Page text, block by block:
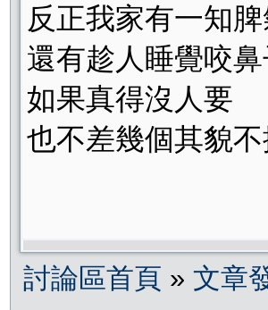
反正我家有一知
還有趁人睡覺咬
如果真得沒人要
也不差幾個其貌
討論區首頁 » 文章